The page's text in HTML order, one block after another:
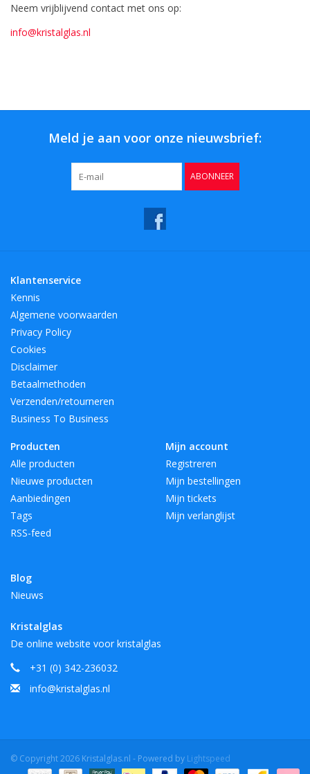
Neem vrijblijvend contact met ons op:
info@kristalglas.nl
Meld je aan voor onze nieuwsbrief:
ABONNEER
Klantenservice
Kennis
Algemene voorwaarden
Privacy Policy
Cookies
Disclaimer
Betaalmethoden
Verzenden/retourneren
Business To Business
Producten
Alle producten
Nieuwe producten
Aanbiedingen
Tags
RSS-feed
Blog
Nieuws
Mijn account
Registreren
Mijn bestellingen
Mijn tickets
Mijn verlanglijst
Kristalglas
De online website voor kristalglas
+31 (0) 342-236032
info@kristalglas.nl
© Copyright 2026 Kristalglas.nl - Powered by Lightspeed